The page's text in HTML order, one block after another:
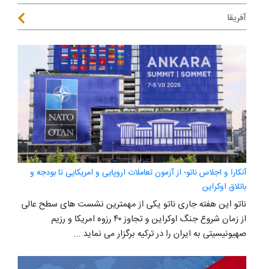
آفریقا
آنکارا و اجلاس ناتو؛ از آزمون تعاملات اروپایی و امریکایی تا بودجه و
باتلاق اوکراین
ناتو این هفته جاری ناتو یکی از مهمترین نشست های سطح عالی
از زمان شروع جنگ اوکراین و تجاوز ۴۰ رزوه امریکا و رزیم
صهیونیسیتی به ایران را در ترکیه برگزار می نماید ...